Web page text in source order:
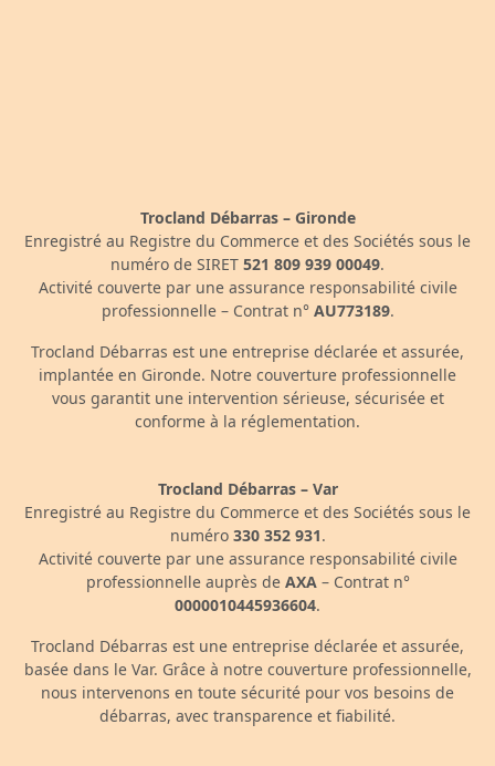
Trocland Débarras – Gironde
Enregistré au Registre du Commerce et des Sociétés sous le
numéro de SIRET 521 809 939 00049.
Activité couverte par une assurance responsabilité civile
professionnelle – Contrat n° AU773189.
Trocland Débarras est une entreprise déclarée et assurée,
implantée en Gironde. Notre couverture professionnelle
vous garantit une intervention sérieuse, sécurisée et
conforme à la réglementation.
Trocland Débarras – Var
Enregistré au Registre du Commerce et des Sociétés sous le
numéro 330 352 931.
Activité couverte par une assurance responsabilité civile
professionnelle auprès de AXA– Contrat n°
0000010445936604.
Trocland Débarras est une entreprise déclarée et assurée,
basée dans le Var. Grâce à notre couverture professionnelle,
nous intervenons en toute sécurité pour vos besoins de
débarras, avec transparence et fiabilité.